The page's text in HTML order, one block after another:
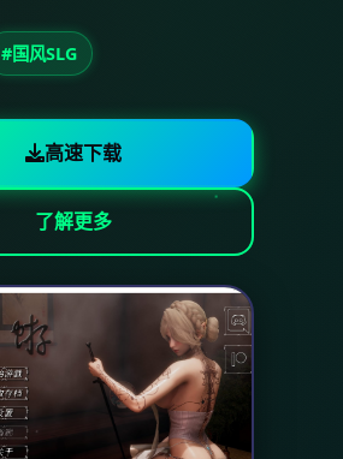
#国风SLG
高速下载
了解更多